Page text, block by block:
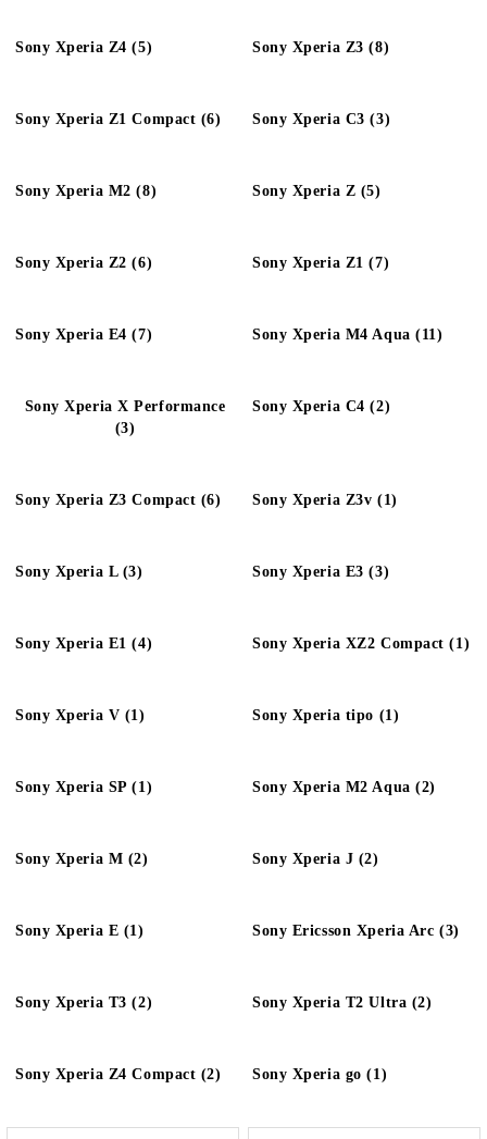
Sony Xperia Z4 (5) Sony Xperia Z3 (8)
Sony Xperia Z1 Compact (6) Sony Xperia C3 (3)
Sony Xperia M2 (8) Sony Xperia Z (5)
Sony Xperia Z2 (6) Sony Xperia Z1 (7)
Sony Xperia E4 (7) Sony Xperia M4 Aqua (11)
Sony Xperia X Performance
(3)
Sony Xperia C4 (2)
Sony Xperia Z3 Compact (6) Sony Xperia Z3v (1)
Sony Xperia L (3) Sony Xperia E3 (3)
Sony Xperia E1 (4) Sony Xperia XZ2 Compact (1)
Sony Xperia V (1) Sony Xperia tipo (1)
Sony Xperia SP (1) Sony Xperia M2 Aqua (2)
Sony Xperia M (2) Sony Xperia J (2)
Sony Xperia E (1) Sony Ericsson Xperia Arc (3)
Sony Xperia T3 (2) Sony Xperia T2 Ultra (2)
Sony Xperia Z4 Compact (2) Sony Xperia go (1)